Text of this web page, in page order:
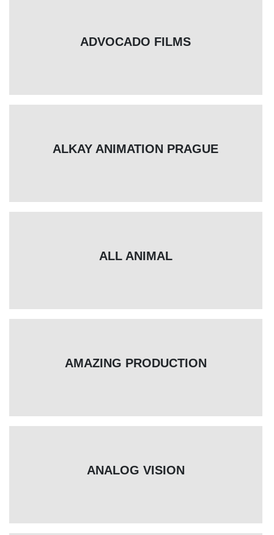
ADVOCADO FILMS
ALKAY ANIMATION PRAGUE
ALL ANIMAL
AMAZING PRODUCTION
ANALOG VISION